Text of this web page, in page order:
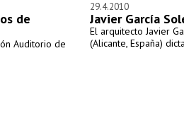
de
Auditorio de
29.4.2010
Javier García
El arquitecto Javier
(Alicante, España)